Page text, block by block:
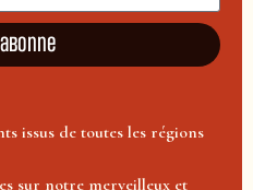
issus de toutes les régions
sur notre merveilleux et